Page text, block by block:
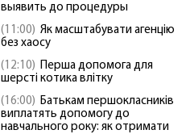
выявить до процедуры
(11:00) Як масштабувати агенцію
без хаосу
(12:10) Перша допомога для
шерсті котика влітку
(16:00) Батькам першокласників
виплатять допомогу до
навчального року: як отримати